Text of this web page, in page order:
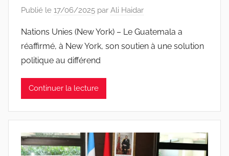
Publié le 17/06/2025 par Ali Haidar
Nations Unies (New York) – Le Guatemala a
réaffirmé, à New York, son soutien à une solution
politique au différend
Continuer la lecture